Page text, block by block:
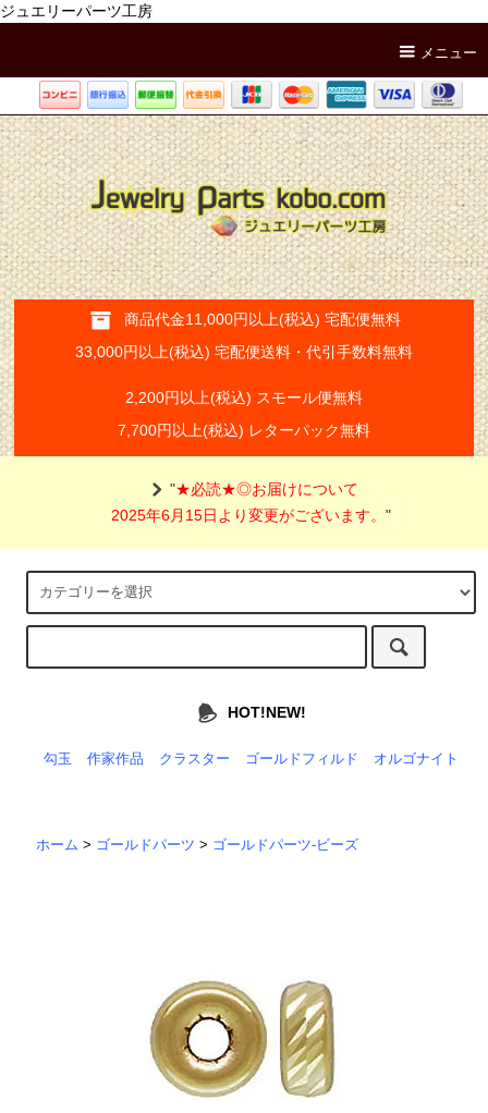
ジュエリーパーツ工房
メニュー
商品代金11,000円以上(税込) 宅配便無料
33,000円以上(税込) 宅配便送料・代引手数料無料
2,200円以上(税込) スモール便無料
7,700円以上(税込) レターパック無料
"★必読★◎お届けについて
2025年6月15日より変更がございます。"
HOT!NEW!
勾玉 作家作品 クラスター ゴールドフィルド オルゴナイト
ホーム > ゴールドパーツ > ゴールドパーツ-ビーズ